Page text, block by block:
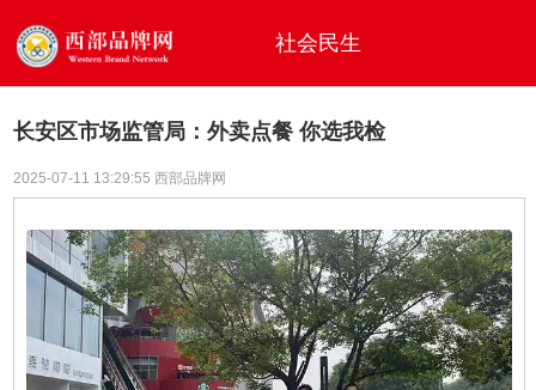
社会民生
长安区市场监管局：外卖点餐 你选我检
2025-07-11 13:29:55 西部品牌网